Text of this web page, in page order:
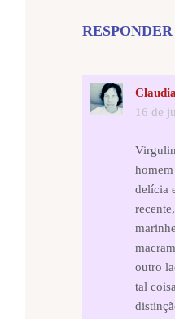
RESPONDER
Claudia
16 de
delícia
outro
tal